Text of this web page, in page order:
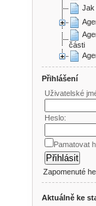
Jak
části
Přihlášení
Uživatelské
Heslo:
Pamatovat
Zapomenuté
Aktuálně ke